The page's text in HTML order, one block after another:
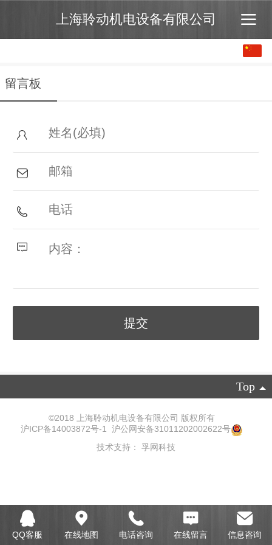
上海聆动机电设备有限公司
留言板
Top
©2018 上海聆动机电设备有限公司 版权所有
沪ICP备14003872号-1
沪公网安备31011202002622号
技术支持： 孚网科技
QQ客服 在线地图 电话咨询 在线留言 信息咨询